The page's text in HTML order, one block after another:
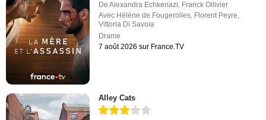
DeAlexandra Echkenazi, Franck Ollivier
Avec Hélène de Fougerolles, Florent Peyre,
Vittoria Di Savoia
Drame
7 août 2026 sur France.TV
Alley Cats